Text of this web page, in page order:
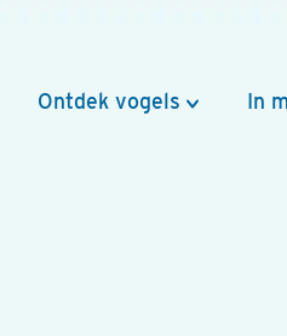
Ontdek vogels In